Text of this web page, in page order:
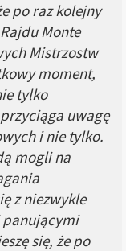
po raz kolejny
Monte
Mistrzostw
moment,
tylko
uwagę
i nie tylko.
mogli na
z niezwykle
się, że po